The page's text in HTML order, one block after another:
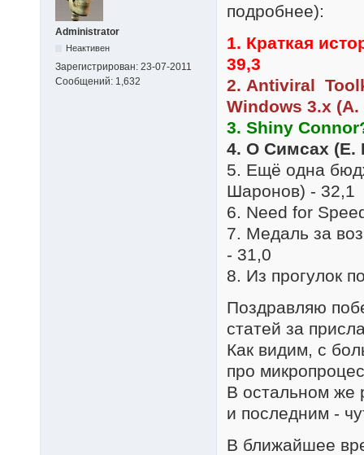
Administrator
Неактивен
Зарегистрирован: 23-07-2011
Сообщений: 1,632
подробнее):
1. Краткая
39,3
2. Antiviral
Windows 3.x
3. Shiny
4. О Симсах (Е.
5. Ещё одна
Шаронов) - 32,1
6. Need for
7. Медаль за
- 31,0
8. Из прогулок
Поздравляю
статей за
Как видим, с
про
В остальном же
и последним -
В ближайшее